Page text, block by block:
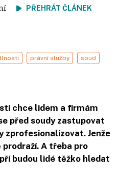
PŘEHRÁT ČLÁNEK
právní služby soud
chce lidem a firmám
před soudy zastupovat
zprofesionalizovat. Jenže
A třeba pro
budou lidé těžko hledat